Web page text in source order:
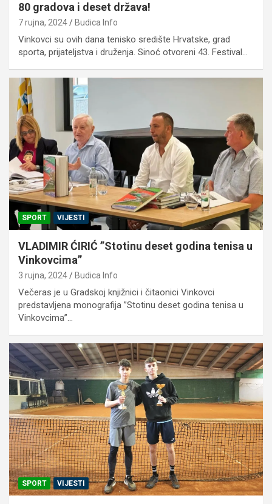
80 gradova i deset država!
7 rujna, 2024 Budica Info
Vinkovci su ovih dana tenisko središte Hrvatske, grad
sporta, prijateljstva i druženja. Sinoć otvoreni 43. Festival…
SPORT VIJESTI
VLADIMIR ĆIRIĆ ”Stotinu deset godina tenisa u
Vinkovcima”
3 rujna, 2024 Budica Info
Večeras je u Gradskoj knjižnici i čitaonici Vinkovci
predstavljena monografija ”Stotinu deset godina tenisa u
Vinkovcima”…
SPORT VIJESTI